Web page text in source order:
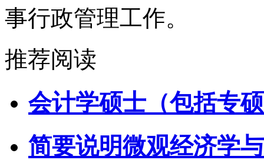
事行政管理工作。
推荐阅读
会计学硕士（包括专
简要说明微观经济学